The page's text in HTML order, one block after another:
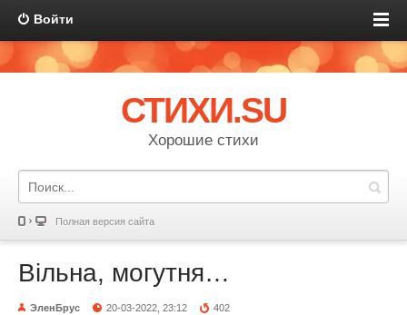
Войти
СТИХИ.SU
Хорошие стихи
Полная версия сайта
Вільна, могутня…
ЭленБрус 20-03-2022, 23:12 402